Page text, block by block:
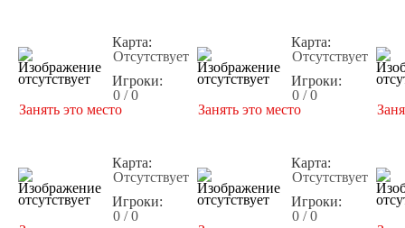
Карта:
Отсутствует
Игроки:
0 / 0
Занять это место
Карта:
Отсутствует
Игроки:
0 / 0
Занять это место
Карта:
Отсутствует
Игроки:
0 / 0
Карта:
Отсутствует
Игроки:
0 / 0